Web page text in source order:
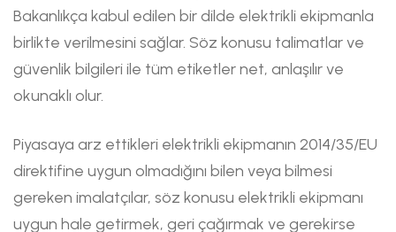
Bakanlıkça kabul edilen bir dilde elektrikli ekipmanla
birlikte verilmesini sağlar. Söz konusu talimatlar ve
güvenlik bilgileri ile tüm etiketler net, anlaşılır ve
okunaklı olur.
Piyasaya arz ettikleri elektrikli ekipmanın 2014/35/EU
direktifine uygun olmadığını bilen veya bilmesi
gereken imalatçılar, söz konusu elektrikli ekipmanı
uygun hale getirmek, geri çağırmak ve gerekirse